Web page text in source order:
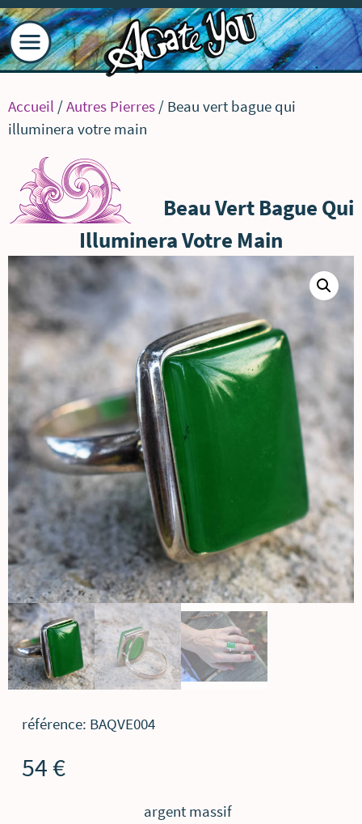
Accueil /Autres Pierres/ Beau vert bague qui
illuminera votre main
Beau Vert Bague Qui
Illuminera Votre Main
référence: BAQVE004
54€
argent massif